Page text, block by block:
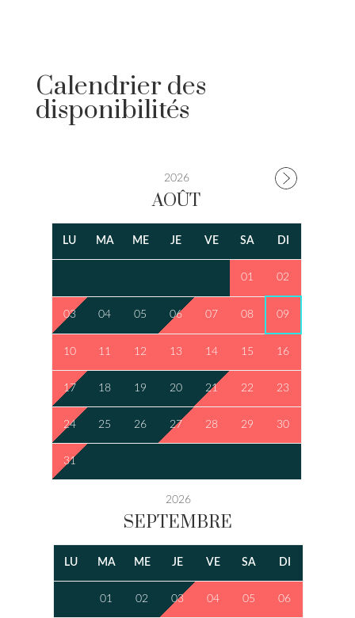
Calendrier des
disponibilités
2026
AOÛT
LU MA ME JE VE SA DI
01 02
03 04 05 06 07 08 09
10 11 12 13 14 15 16
17 18 19 20 21 22 23
24 25 26 27 28 29 30
31
2026
SEPTEMBRE
LU MA ME JE VE SA DI
01 02 03 04 05 06